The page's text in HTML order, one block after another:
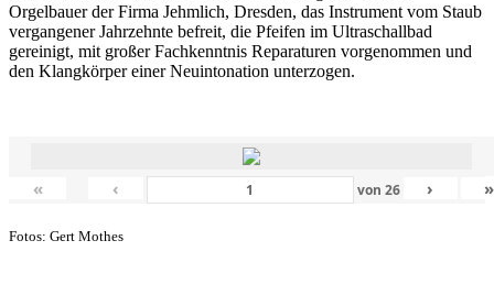
Orgelbauer der Firma Jehmlich, Dresden, das Instrument vom Staub
vergangener Jahrzehnte befreit, die Pfeifen im Ultraschallbad
gereinigt, mit großer Fachkenntnis Reparaturen vorgenommen und
den Klangkörper einer Neuintonation unterzogen.
« ‹ von 26 › »
Fotos: Gert Mothes